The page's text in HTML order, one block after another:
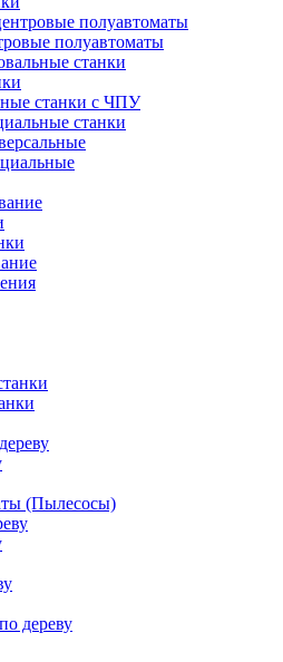
полуавтоматы
полуавтоматы
станки
станки с ЧПУ
станки
(Пылесосы)
дереву